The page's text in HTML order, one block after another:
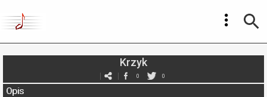
Krzyk
0 0
Opis